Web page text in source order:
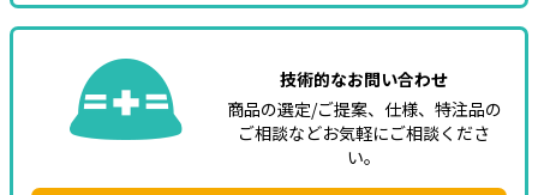
技術的なお問い合わせ
商品の選定/ご提案、仕様、特注品の
ご相談などお気軽にご相談くださ
い。